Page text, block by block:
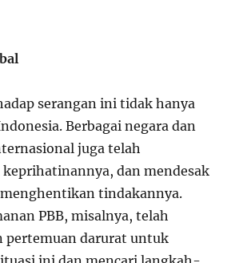
serangan ini tidak hanya
Berbagai negara dan
juga telah
dan mendesak
tindakannya.
PBB, misalnya, telah
pertemuan darurat untuk